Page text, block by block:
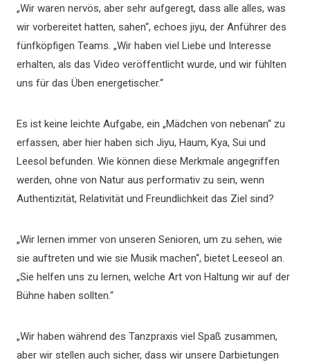
„Wir waren nervös, aber sehr aufgeregt, dass alle alles, was
wir vorbereitet hatten, sahen“, echoes jiyu, der Anführer des
fünfköpfigen Teams. „Wir haben viel Liebe und Interesse
erhalten, als das Video veröffentlicht wurde, und wir fühlten
uns für das Üben energetischer.“
Es ist keine leichte Aufgabe, ein „Mädchen von nebenan“ zu
erfassen, aber hier haben sich Jiyu, Haum, Kya, Sui und
Leesol befunden. Wie können diese Merkmale angegriffen
werden, ohne von Natur aus performativ zu sein, wenn
Authentizität, Relativität und Freundlichkeit das Ziel sind?
„Wir lernen immer von unseren Senioren, um zu sehen, wie
sie auftreten und wie sie Musik machen“, bietet Leeseol an.
„Sie helfen uns zu lernen, welche Art von Haltung wir auf der
Bühne haben sollten.“
„Wir haben während des Tanzpraxis viel Spaß zusammen,
aber wir stellen auch sicher, dass wir unsere Darbietungen